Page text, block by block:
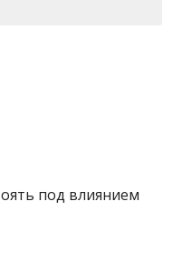
под влиянием